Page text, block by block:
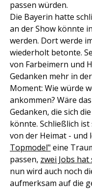
passen würden.
Die Bayerin hatte
an der Show könnte
werden. Dort werde
wiederholt betonte.
von Farbeimern und
Gedanken mehr in
Moment: Wie würde
ankommen? Wäre
Gedanken, die sich
könnte. Schließlich
von der Heimat - und
Topmodel" eine
passen, zwei Jobs
nun wird auch noch
aufmerksam auf die